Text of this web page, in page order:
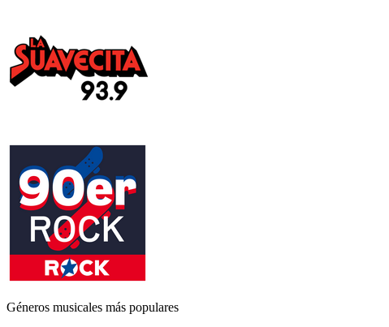
Géneros musicales más populares